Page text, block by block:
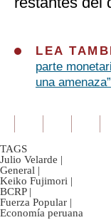
LEA
parte
una amenaza”
TAGS
Julio Velarde |
General |
Keiko Fujimori |
BCRP |
Fuerza Popular |
Economía peruana